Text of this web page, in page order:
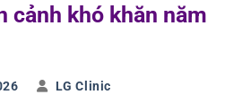
cảnh khó khăn năm
LG Clinic